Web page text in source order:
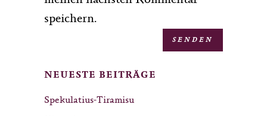
speichern.
NEUESTE BEITRÄGE
Spekulatius-Tiramisu